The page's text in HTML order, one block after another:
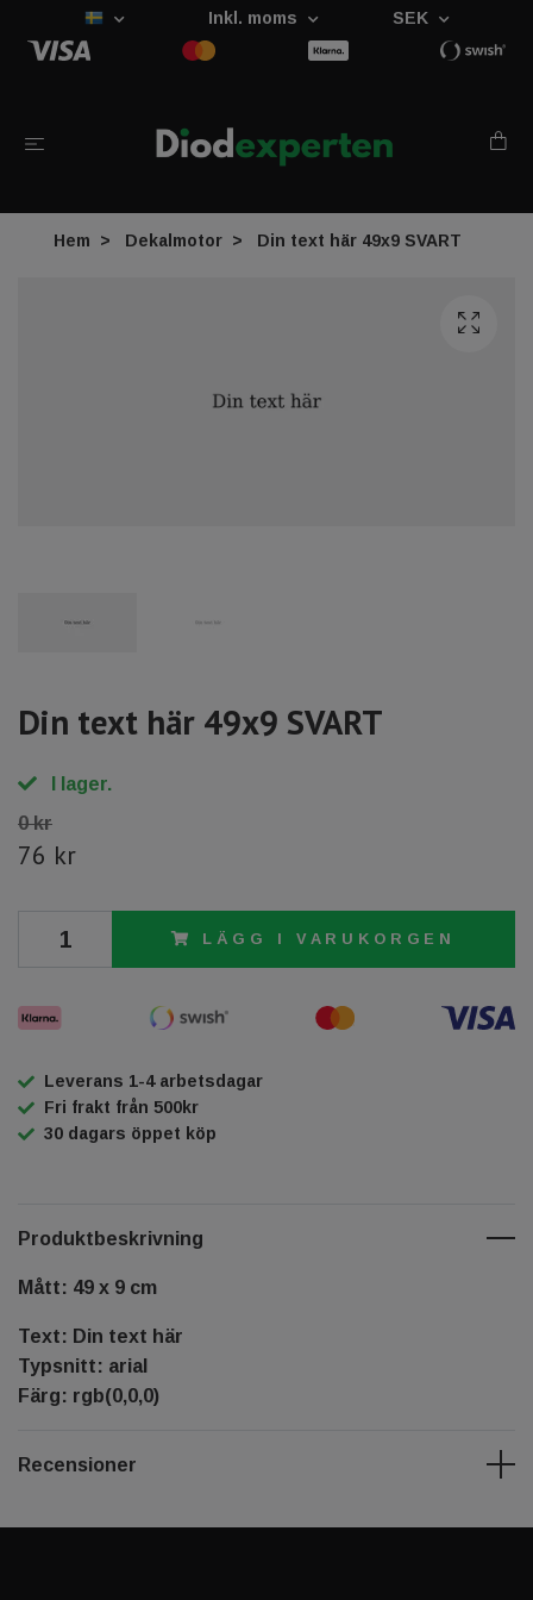
Inkl. moms SEK
Hem Dekalmotor Din text här 49x9 SVART
Din text här 49x9 SVART
I lager.
0 kr
76 kr
LÄGG I VARUKORGEN
Leverans 1-4 arbetsdagar
Fri frakt från 500kr
30 dagars öppet köp
Produktbeskrivning
Mått: 49 x 9 cm
Text: Din text här
Typsnitt: arial
Färg: rgb(0,0,0)
Recensioner